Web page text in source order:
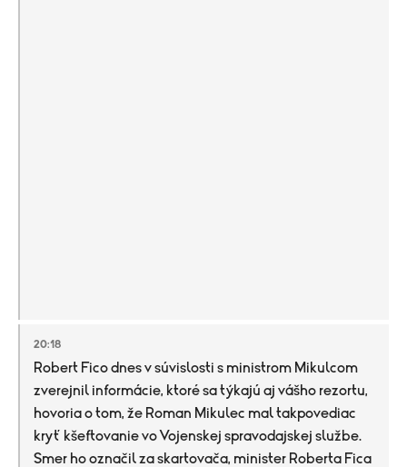
20:18
Robert Fico dnesvsúvislosti s ministrom Mikulcom
zverejnil informácie, ktoré sa týkajú aj vášho rezortu,
hovoria o tom, že Roman Mikulec mal takpovediac
kryť kšeftovanie vo Vojenskej spravodajskej službe.
Smer ho označil za skartovača, minister Roberta Fica